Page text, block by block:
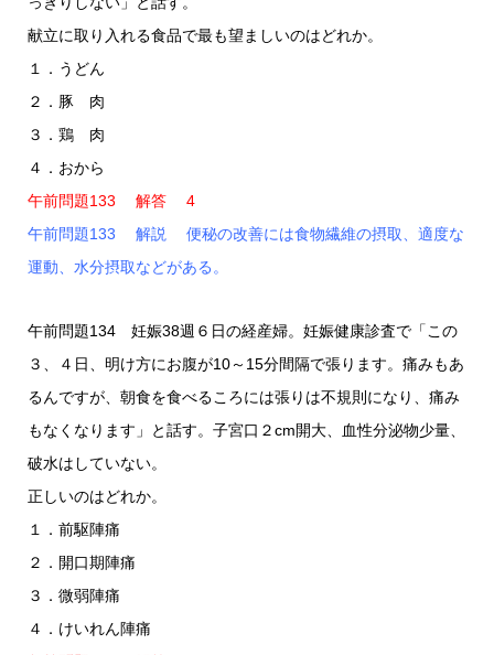
献立に取り入れる食品で最も望ましいのはどれか。
１．うどん
２．豚 肉
３．鶏 肉
４．おから
午前問題133 解答 4
午前問題133 解説 便秘の改善には食物繊維の摂取、適度な
運動、水分摂取などがある。
午前問題134 妊娠38週６日の経産婦。妊娠健康診査で「この
３、４日、明け方にお腹が10～15分間隔で張ります。痛みもあ
るんですが、朝食を食べるころには張りは不規則になり、痛み
もなくなります」と話す。子宮口２cm開大、血性分泌物少量、
破水はしていない。
正しいのはどれか。
１．前駆陣痛
２．開口期陣痛
３．微弱陣痛
４．けいれん陣痛